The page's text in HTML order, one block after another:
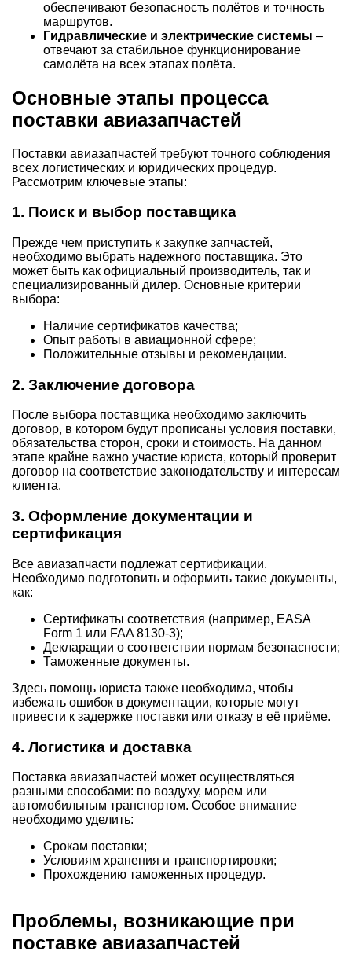
обеспечивают безопасность полётов и точность
маршрутов.
Гидравлические и электрические системы –
отвечают за стабильное функционирование
самолёта на всех этапах полёта.
Основные этапы процесса
поставки авиазапчастей
Поставки авиазапчастей требуют точного соблюдения
всех логистических и юридических процедур.
Рассмотрим ключевые этапы:
1. Поиск и выбор поставщика
Прежде чем приступить к закупке запчастей,
необходимо выбрать надежного поставщика. Это
может быть как официальный производитель, так и
специализированный дилер. Основные критерии
выбора:
Наличие сертификатов качества;
Опыт работы в авиационной сфере;
Положительные отзывы и рекомендации.
2. Заключение договора
После выбора поставщика необходимо заключить
договор, в котором будут прописаны условия поставки,
обязательства сторон, сроки и стоимость. На данном
этапе крайне важно участие юриста, который проверит
договор на соответствие законодательству и интересам
клиента.
3. Оформление документации и
сертификация
Все авиазапчасти подлежат сертификации.
Необходимо подготовить и оформить такие документы,
как:
Сертификаты соответствия (например, EASA
Form 1 или FAA 8130-3);
Декларации о соответствии нормам безопасности;
Таможенные документы.
Здесь помощь юриста также необходима, чтобы
избежать ошибок в документации, которые могут
привести к задержке поставки или отказу в её приёме.
4. Логистика и доставка
Поставка авиазапчастей может осуществляться
разными способами: по воздуху, морем или
автомобильным транспортом. Особое внимание
необходимо уделить:
Срокам поставки;
Условиям хранения и транспортировки;
Прохождению таможенных процедур.
Проблемы, возникающие при
поставке авиазапчастей